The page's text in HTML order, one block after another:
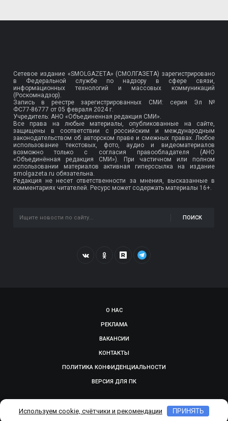
Сетевое издание «SMOLGAZETA» (СМОЛГАЗЕТА) зарегистрировано
в Федеральной службе по надзору в сфере связи,
информационных технологий и массовых коммуникаций
(Роскомнадзор).
Запись в реестре зарегистрированных СМИ: серия Эл №
ФС77-86777 от 05 февраля 2024 г.
Учредитель: АНО «Объединенная редакция СМИ».
Все права на любые материалы, опубликованные на сайте,
защищены в соответствии с российским и международным
законодательством об авторском праве и смежных правах. Любое
использование текстовых, фото, аудио и видеоматериалов
возможно только с согласия правообладателя (АНО
«Объединённая редакция СМИ»). При частичном или полном
использовании материалов активная гиперссылка на издание
smolgazeta.ru обязательна.
Редакция не несет ответственности за мнения, высказанные в
комментариях читателей. Ресурс может содержать материалы 16+.
ПОИСК
О НАС
РЕКЛАМА
ВАКАНСИИ
КОНТАКТЫ
ПОЛИТИКА КОНФИДЕНЦИАЛЬНОСТИ
ВЕРСИЯ ДЛЯ ПК
© 2009-2026, SMOLGAZETA.RU. СДЕЛАНО ВADEPTUM
Используем cookie, счётчики и рекомендации ПРИНЯТЬ